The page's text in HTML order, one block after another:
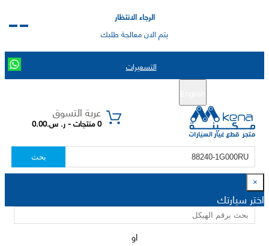
الرجاء الانتظار
يتم الان معالجة طلبك
التسعيرات
عربة التسوق
0 منتجات - ر. س.0.00
بحث
×
اختر سيارتك
او